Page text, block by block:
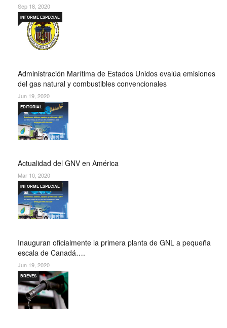
Sep 18, 2020
Administración Marítima de Estados Unidos evalúa emisiones
del gas natural y combustibles convencionales
INFORME ESPECIAL
Jun 19, 2020
Actualidad del GNV en América
EDITORIAL
Mar 10, 2020
Inauguran oficialmente la primera planta de GNL a pequeña
escala de Canadá….
INFORME ESPECIAL
Jun 19, 2020
BREVES